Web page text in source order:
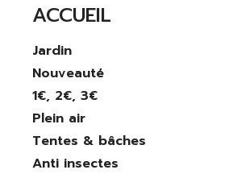
ACCUEIL
Jardin
Nouveauté
1€, 2€, 3€
Plein air
Tentes & bâches
Anti insectes